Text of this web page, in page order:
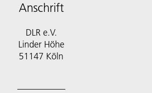
Anschrift
DLR e.V.
Linder Höhe
51147 Köln